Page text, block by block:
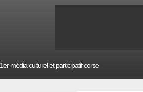
1er média culturel et participatif corse